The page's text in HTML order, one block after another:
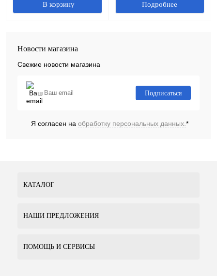
Подробнее
Новости магазина
Свежие новости магазина
Подписаться
Я согласен на обработку персональных данных.*
КАТАЛОГ
НАШИ ПРЕДЛОЖЕНИЯ
ПОМОЩЬ И СЕРВИСЫ